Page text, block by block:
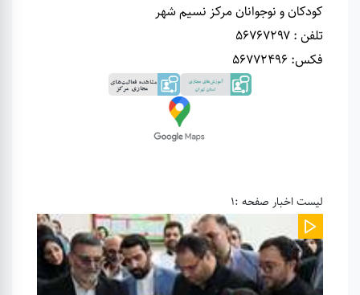
کودکان و نوجوانان مرکز نسیم شهر
تلفن : ۵۶۷۶۷۲۹۷
فکس: ۵۶۷۷۲۴۹۶
لیست اخبار صفحه :1